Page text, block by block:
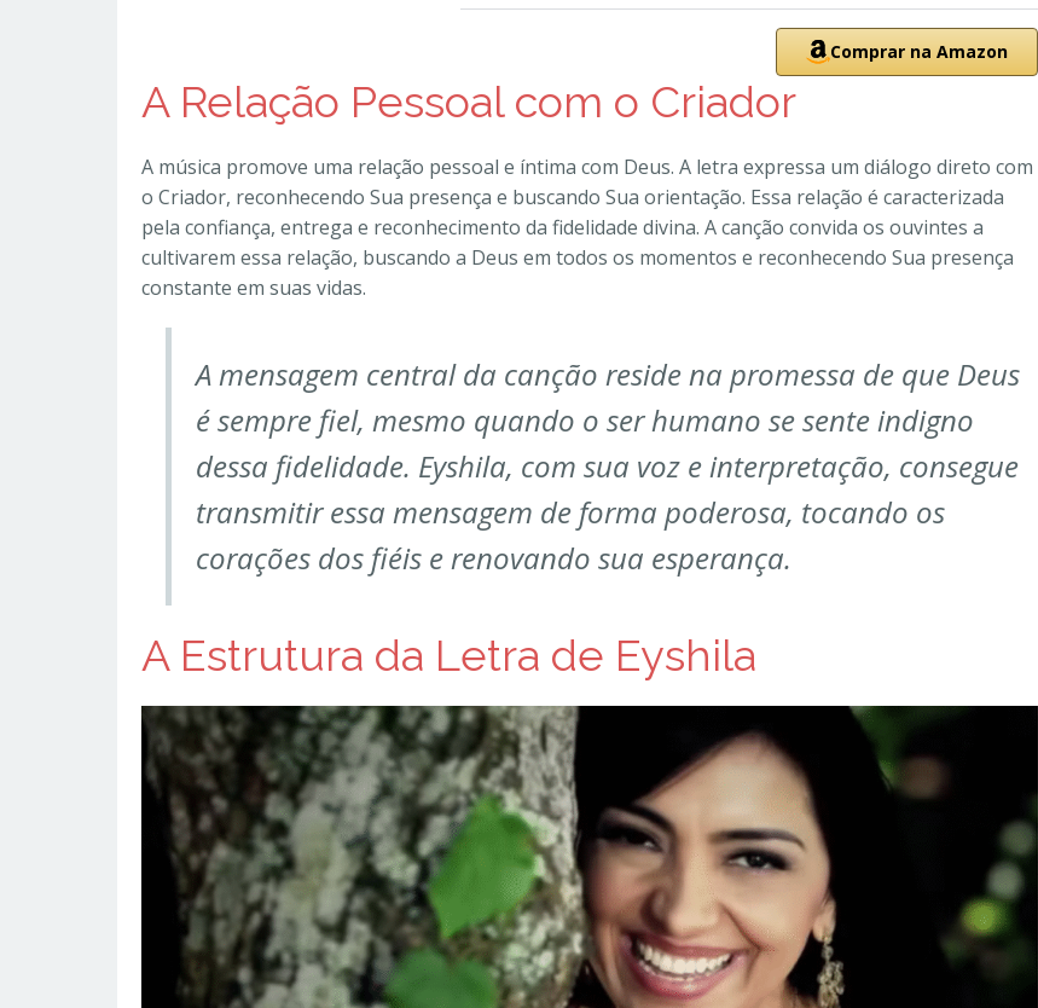
Comprar na Amazon
A Relação Pessoal com o Criador
A música promove uma relação pessoal e íntima com Deus. A letra expressa um diálogo direto com
o Criador, reconhecendo Sua presença e buscando Sua orientação. Essa relação é caracterizada
pela confiança, entrega e reconhecimento da fidelidade divina. A canção convida os ouvintes a
cultivarem essa relação, buscando a Deus em todos os momentos e reconhecendo Sua presença
constante em suas vidas.
A mensagem central da canção reside na promessa de que Deus
é sempre fiel, mesmo quando o ser humano se sente indigno
dessa fidelidade. Eyshila, com sua voz e interpretação, consegue
transmitir essa mensagem de forma poderosa, tocando os
corações dos fiéis e renovando sua esperança.
A Estrutura da Letra de Eyshila